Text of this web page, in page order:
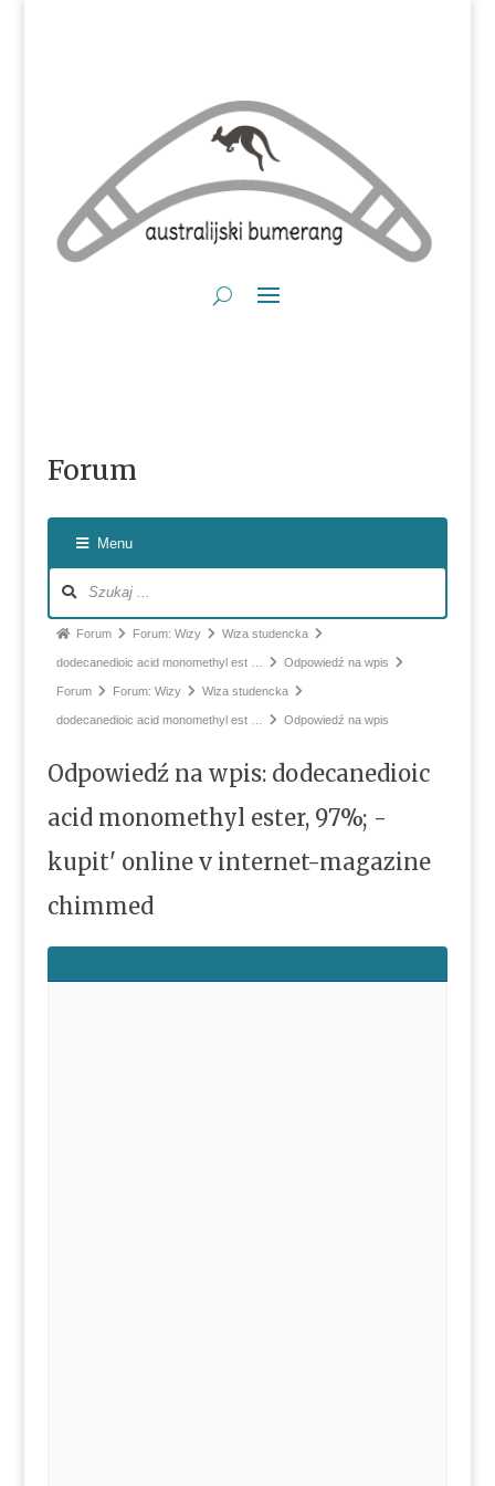
Forum
Menu
Ścieżka
forum
-
jesteś
Forum Forum: Wizy Wiza studencka
dodecanedioic acid monomethyl est … Odpowiedź na wpis
Forum Forum: Wizy Wiza studencka
dodecanedioic acid monomethyl est … Odpowiedź na wpis
Odpowiedź na wpis: dodecanedioic
acid monomethyl ester, 97%; -
kupit' online v internet-magazine
chimmed